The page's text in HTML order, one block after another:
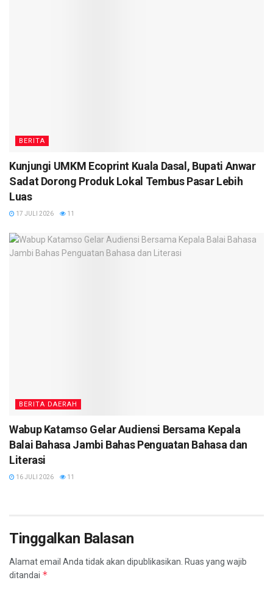
BERITA
Kunjungi UMKM Ecoprint Kuala Dasal, Bupati Anwar
Sadat Dorong Produk Lokal Tembus Pasar Lebih
Luas
17 JULI 2026 11
BERITA DAERAH
Wabup Katamso Gelar Audiensi Bersama Kepala
Balai Bahasa Jambi Bahas Penguatan Bahasa dan
Literasi
16 JULI 2026 11
Tinggalkan Balasan
Alamat email Anda tidak akan dipublikasikan. Ruas yang wajib
ditandai *